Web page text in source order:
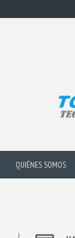
QUIÉNES SOMOS